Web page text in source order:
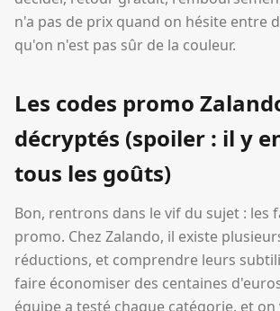
n'a pas de prix quand on hésite entre
qu'on n'est pas sûr de la couleur.
Les codes promo
décryptés (spoiler : il y
tous les goûts)
Bon, rentrons dans le vif du sujet : les
promo. Chez Zalando, il existe
réductions, et comprendre leurs
faire économiser des centaines
équipe a testé chaque catégorie, et on